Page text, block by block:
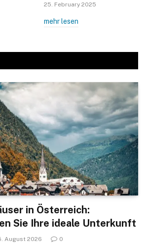
für alle Anforderungen
25. February 2025
mehr lesen
in Österreich:
Sie Ihre ideale Unterkunft
August 2026 0